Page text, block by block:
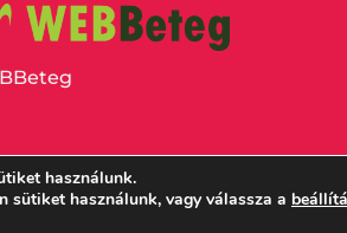
Bethesda
használunk.
sütiket használunk, vagy válassza a